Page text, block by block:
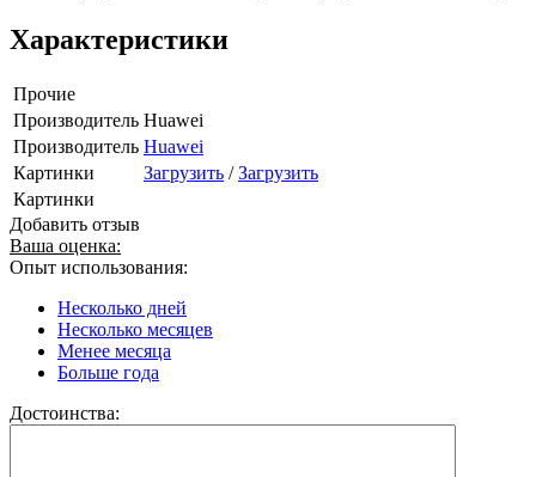
Характеристики
Прочие
Производитель Huawei
Производитель Huawei
Картинки
Загрузить /Загрузить
Картинки
Добавить отзыв
Ваша оценка:
Опыт использования:
Несколько дней
Несколько месяцев
Менее месяца
Больше года
Достоинства: